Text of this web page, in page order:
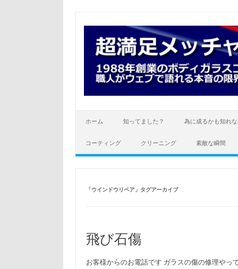
ホーム 知ってました？ 為に成るかも知れ
コーティング クリーニング 素敵な瞬間
「ウインドウリペア」タグアーカイブ
飛び石傷
お客様からのお電話です ガラスの傷の修理や